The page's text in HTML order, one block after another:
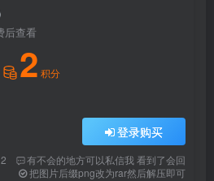
后查看
2 积分
登录购买
有不会的地方可以私信我 看到了会回
把图片后缀png改为rar然后解压即可